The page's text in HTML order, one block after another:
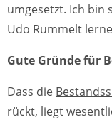
umgesetzt. Ich bin
Udo Rummelt
Gute Gründe für
Dass die
rückt, liegt